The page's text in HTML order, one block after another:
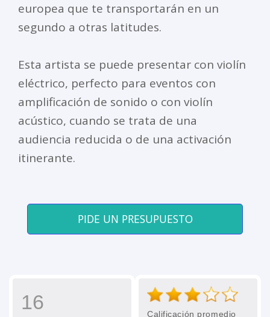
europea que te transportarán en un
segundo a otras latitudes.
Esta artista se puede presentar con violín
eléctrico, perfecto para eventos con
amplificación de sonido o con violín
acústico, cuando se trata de una
audiencia reducida o de una activación
itinerante.
PIDE UN PRESUPUESTO
16
Calificación promedio